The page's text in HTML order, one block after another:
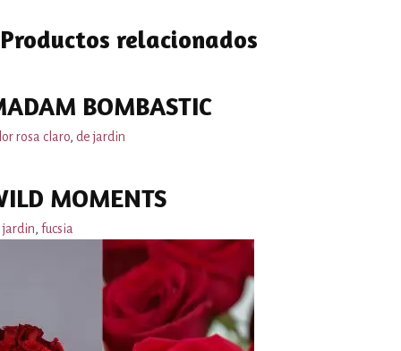
Productos relacionados
BOMBASTIC
rosa claro, de jardin
MOMENTS
jardin, fucsia